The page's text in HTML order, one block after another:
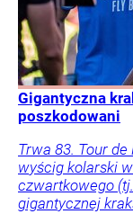
Gigantyczna
poszkodowani
Trwa 83. Tour
wyścig kolarski
czwartkowego
gigantycznej